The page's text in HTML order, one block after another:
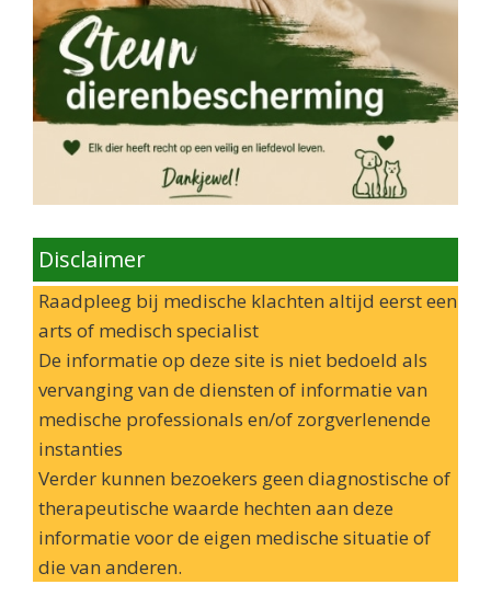
Disclaimer
Raadpleeg bij medische klachten altijd eerst een
arts of medisch specialist
De informatie op deze site is niet bedoeld als
vervanging van de diensten of informatie van
medische professionals en/of zorgverlenende
instanties
Verder kunnen bezoekers geen diagnostische of
therapeutische waarde hechten aan deze
informatie voor de eigen medische situatie of
die van anderen.